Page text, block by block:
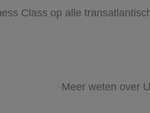
Class op alle
Meer weten over